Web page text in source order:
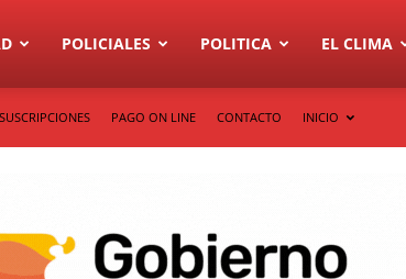
POLICIALES POLITICA EL CLIMA
SUSCRIPCIONES PAGO ON LINE CONTACTO INICIO